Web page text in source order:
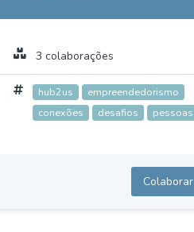
3 colaborações
hub2us
empreendedorismo
conexões
desafios pessoas
Colaborar